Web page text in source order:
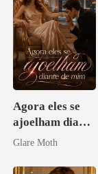
Agora eles se
ajoelham diante
de mim
Glare Moth